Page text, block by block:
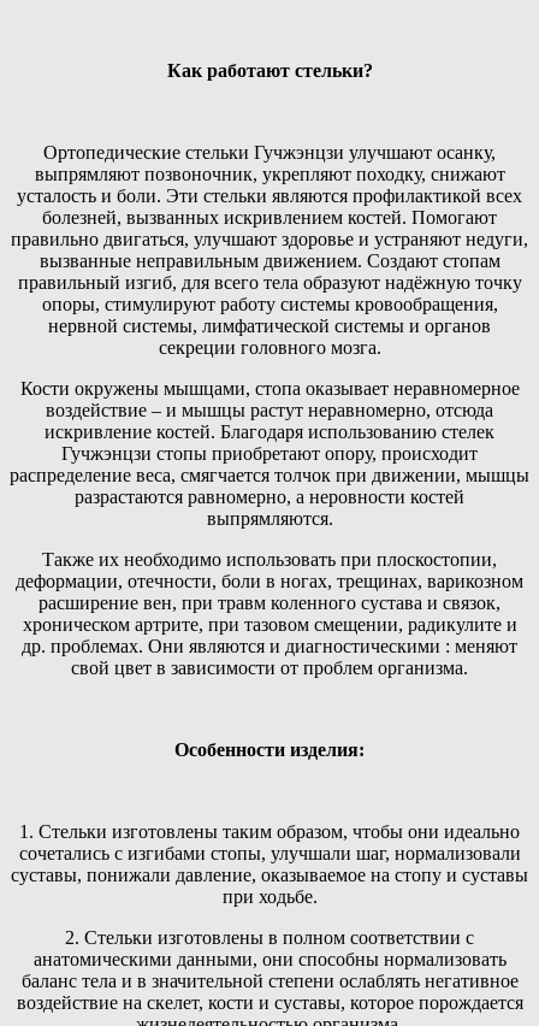
Как работают стельки?
Ортопедические стельки Гучжэнцзи улучшают осанку,
выпрямляют позвоночник, укрепляют походку, снижают
усталость и боли. Эти стельки являются профилактикой всех
болезней, вызванных искривлением костей. Помогают
правильно двигаться, улучшают здоровье и устраняют недуги,
вызванные неправильным движением. Создают стопам
правильный изгиб, для всего тела образуют надёжную точку
опоры, стимулируют работу системы кровообращения,
нервной системы, лимфатической системы и органов
секреции головного мозга.
Кости окружены мышцами, стопа оказывает неравномерное
воздействие – и мышцы растут неравномерно, отсюда
искривление костей. Благодаря использованию стелек
Гучжэнцзи стопы приобретают опору, происходит
распределение веса, смягчается толчок при движении, мышцы
разрастаются равномерно, а неровности костей
выпрямляются.
Также их необходимо использовать при плоскостопии,
деформации, отечности, боли в ногах, трещинах, варикозном
расширение вен, при травм коленного сустава и связок,
хроническом артрите, при тазовом смещении, радикулите и
др. проблемах. Они являются и диагностическими : меняют
свой цвет в зависимости от проблем организма.
Особенности изделия:
1. Стельки изготовлены таким образом, чтобы они идеально
сочетались с изгибами стопы, улучшали шаг, нормализовали
суставы, понижали давление, оказываемое на стопу и суставы
при ходьбе.
2. Стельки изготовлены в полном соответствии с
анатомическими данными, они способны нормализовать
баланс тела и в значительной степени ослаблять негативное
воздействие на скелет, кости и суставы, которое порождается